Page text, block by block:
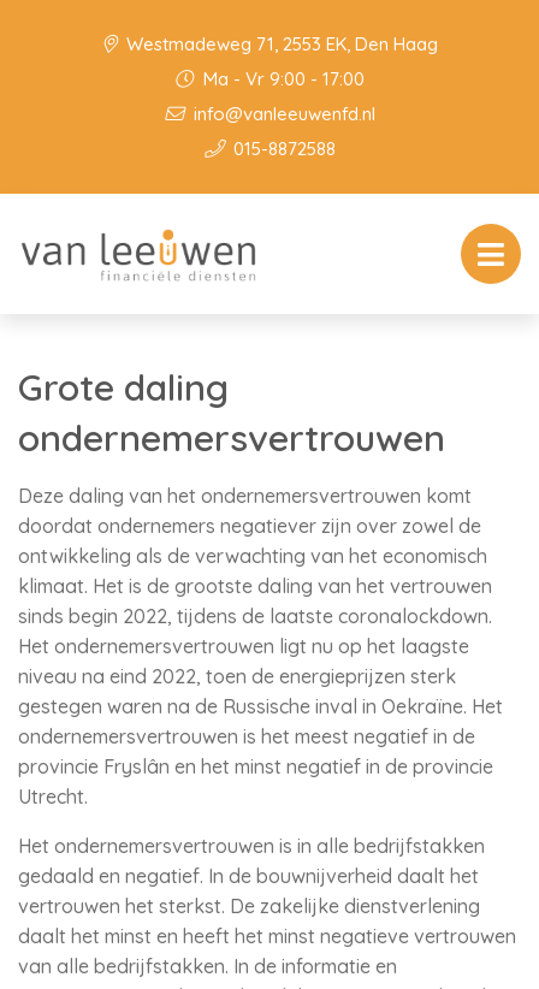
Westmadeweg 71, 2553 EK, Den Haag
Ma - Vr 9:00 - 17:00
info@vanleeuwenfd.nl
015-8872588
Grote daling
ondernemersvertrouwen
Deze daling van het ondernemersvertrouwen komt
doordat ondernemers negatiever zijn over zowel de
ontwikkeling als de verwachting van het economisch
klimaat. Het is de grootste daling van het vertrouwen
sinds begin 2022, tijdens de laatste coronalockdown.
Het ondernemersvertrouwen ligt nu op het laagste
niveau na eind 2022, toen de energieprijzen sterk
gestegen waren na de Russische inval in Oekraïne. Het
ondernemersvertrouwen is het meest negatief in de
provincie Fryslân en het minst negatief in de provincie
Utrecht.
Het ondernemersvertrouwen is in alle bedrijfstakken
gedaald en negatief. In de bouwnijverheid daalt het
vertrouwen het sterkst. De zakelijke dienstverlening
daalt het minst en heeft het minst negatieve vertrouwen
van alle bedrijfstakken. In de informatie en